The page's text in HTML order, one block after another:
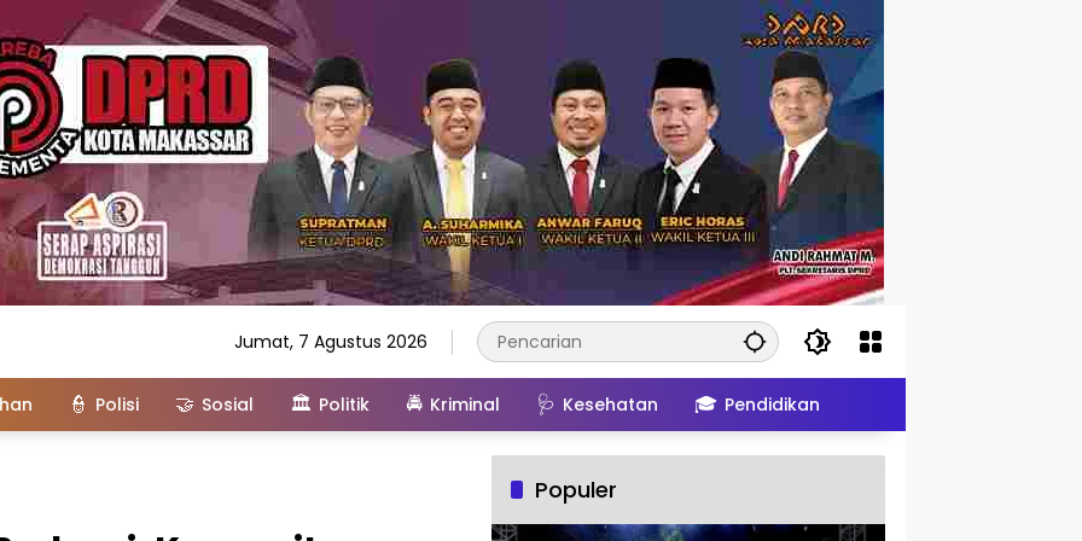
Jumat, 7 Agustus 2026
👮 Polisi 🤝 Sosial 🏛️ Politik 🚔 Kriminal 🩺 Kesehatan 🎓 Pendidikan
Populer